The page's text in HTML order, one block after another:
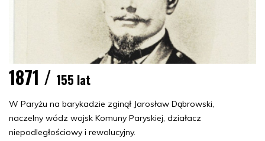
1871 / 155 lat
W Paryżu na barykadzie zginął Jarosław Dąbrowski,
naczelny wódz wojsk Komuny Paryskiej, działacz
niepodległościowy i rewolucyjny.